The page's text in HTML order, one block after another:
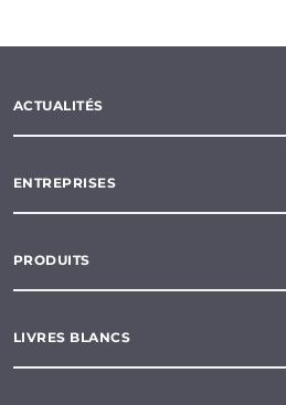
ACTUALITÉS
ENTREPRISES
PRODUITS
LIVRES BLANCS